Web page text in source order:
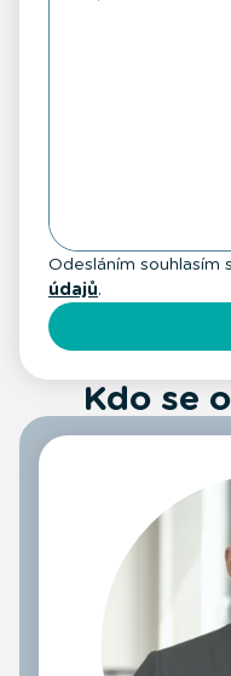
Odesláním souhlasím
údajů.
Kdo se